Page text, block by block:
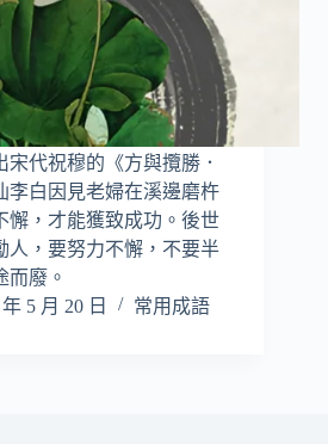
宋代祝穆的《方與攬勝．
李白因見老婦在溪邊磨杵
懈，才能獲致成功。後世
人，要努力不懈，不要半
而廢。
5 月 20 日 常用成語